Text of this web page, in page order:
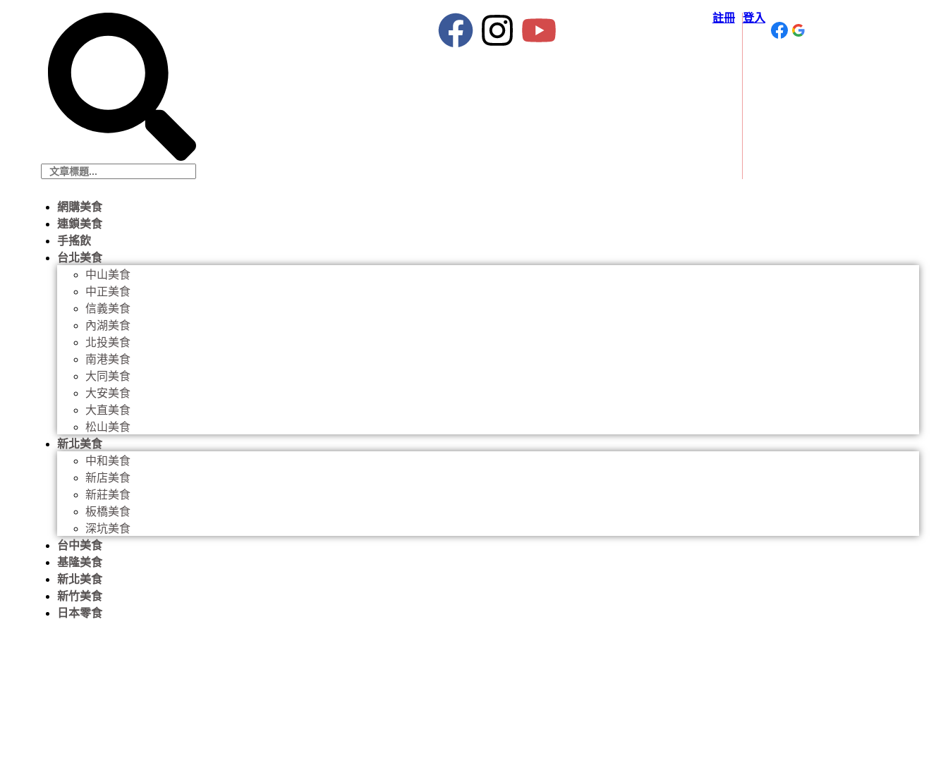
註冊 登入
網購美食
連鎖美食
手搖飲
台北美食
中山美食
中正美食
信義美食
內湖美食
北投美食
南港美食
大同美食
大安美食
大直美食
松山美食
新北美食
中和美食
新店美食
新莊美食
板橋美食
深坑美食
台中美食
基隆美食
新北美食
新竹美食
日本零食